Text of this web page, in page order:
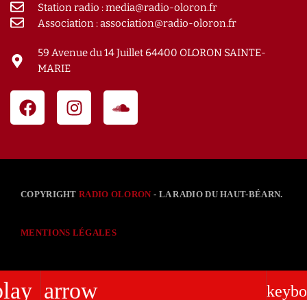
Station radio : media@radio-oloron.fr
Association : association@radio-oloron.fr
59 Avenue du 14 Juillet 64400 OLORON SAINTE-
MARIE
COPYRIGHTRADIO OLORON - LA RADIO DU HAUT-BÉARN.
MENTIONS LÉGALES